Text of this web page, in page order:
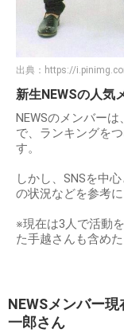
出典： https://
新生NEWSの人気
NEWSのメンバー
で、ランキングを
す。
しかし、SNSを中
の状況などを参考
※現在は3人で活動
た手越さんも含め
NEWSメンバー
一郎さん